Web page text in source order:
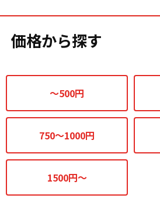
価格から探す
～500円
750～1000円
1500円～